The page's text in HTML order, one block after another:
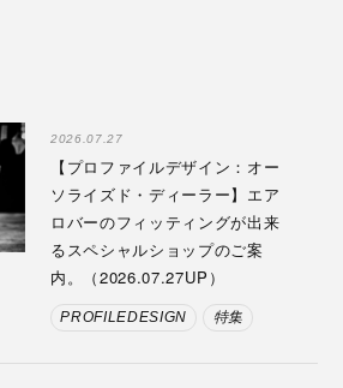
2026.07.27
【プロファイルデザイン：オー
ソライズド・ディーラー】エア
ロバーのフィッティングが出来
るスペシャルショップのご案
内。（2026.07.27UP）
PROFILEDESIGN 特集